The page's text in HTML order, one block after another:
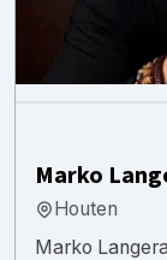
Marko
Houten
Marko